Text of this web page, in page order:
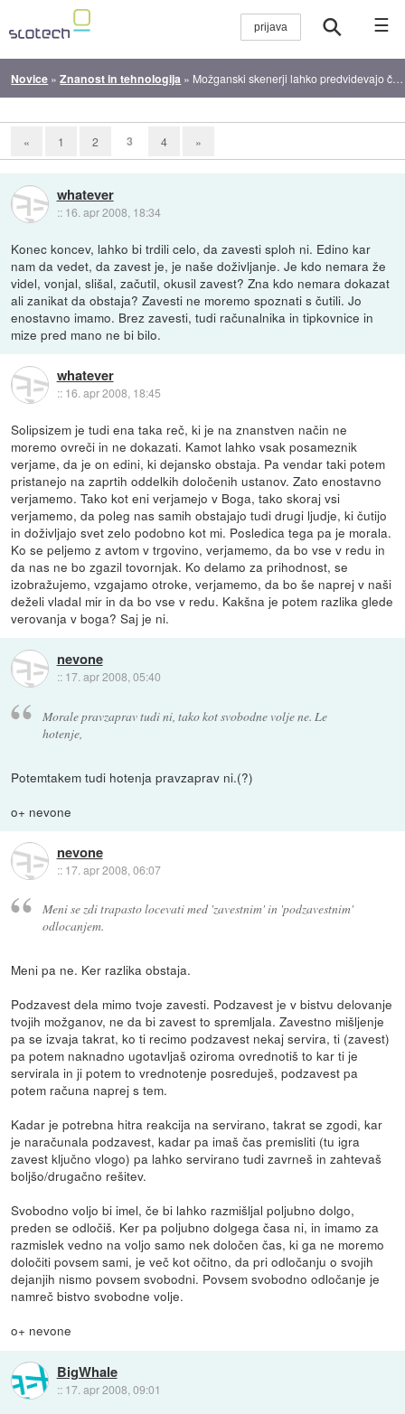
☰
Novice »Znanost in tehnologija » Možganski skenerji lahko predvidevajo človeška dejanja
« 1 2 3 4 »
whatever
:: 16. apr 2008, 18:34
Konec koncev, lahko bi trdili celo, da zavesti sploh ni. Edino kar
nam da vedet, da zavest je, je naše doživljanje. Je kdo nemara že
videl, vonjal, slišal, začutil, okusil zavest? Zna kdo nemara dokazat
ali zanikat da obstaja? Zavesti ne moremo spoznati s čutili. Jo
enostavno imamo. Brez zavesti, tudi računalnika in tipkovnice in
mize pred mano ne bi bilo.
whatever
:: 16. apr 2008, 18:45
Solipsizem je tudi ena taka reč, ki je na znanstven način ne
moremo ovreči in ne dokazati. Kamot lahko vsak posameznik
verjame, da je on edini, ki dejansko obstaja. Pa vendar taki potem
pristanejo na zaprtih oddelkih določenih ustanov. Zato enostavno
verjamemo. Tako kot eni verjamejo v Boga, tako skoraj vsi
verjamemo, da poleg nas samih obstajajo tudi drugi ljudje, ki čutijo
in doživljajo svet zelo podobno kot mi. Posledica tega pa je morala.
Ko se peljemo z avtom v trgovino, verjamemo, da bo vse v redu in
da nas ne bo zgazil tovornjak. Ko delamo za prihodnost, se
izobražujemo, vzgajamo otroke, verjamemo, da bo še naprej v naši
deželi vladal mir in da bo vse v redu. Kakšna je potem razlika glede
verovanja v boga? Saj je ni.
nevone
:: 17. apr 2008, 05:40
Morale pravzaprav tudi ni, tako kot svobodne volje ne. Le
hotenje,
Potemtakem tudi hotenja pravzaprav ni.(?)
o+ nevone
nevone
:: 17. apr 2008, 06:07
Meni se zdi trapasto locevati med 'zavestnim' in 'podzavestnim'
odlocanjem.
Meni pa ne. Ker razlika obstaja.
Podzavest dela mimo tvoje zavesti. Podzavest je v bistvu delovanje
tvojih možganov, ne da bi zavest to spremljala. Zavestno mišljenje
pa se izvaja takrat, ko ti recimo podzavest nekaj servira, ti (zavest)
pa potem naknadno ugotavljaš oziroma ovrednotiš to kar ti je
servirala in ji potem to vrednotenje posreduješ, podzavest pa
potem računa naprej s tem.
Kadar je potrebna hitra reakcija na servirano, takrat se zgodi, kar
je naračunala podzavest, kadar pa imaš čas premisliti (tu igra
zavest ključno vlogo) pa lahko servirano tudi zavrneš in zahtevaš
boljšo/drugačno rešitev.
Svobodno voljo bi imel, če bi lahko razmišljal poljubno dolgo,
preden se odločiš. Ker pa poljubno dolgega časa ni, in imamo za
razmislek vedno na voljo samo nek določen čas, ki ga ne moremo
določiti povsem sami, je več kot očitno, da pri odločanju o svojih
dejanjih nismo povsem svobodni. Povsem svobodno odločanje je
namreč bistvo svobodne volje.
o+ nevone
BigWhale
:: 17. apr 2008, 09:01